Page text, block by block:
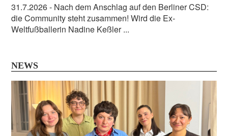
31.7.2026- Nach dem Anschlag auf den Berliner CSD:
die Community steht zusammen! Wird die Ex-
Weltfußballerin Nadine Keßler ...
NEWS